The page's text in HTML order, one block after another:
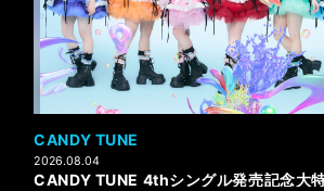
CANDY TUNE
2026.08.04